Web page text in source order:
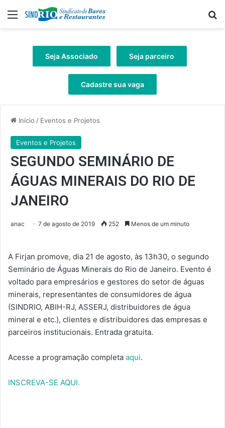
Menu
Seja Associado Seja parceiro
Cadastre sua vaga
Início / Eventos e Projetos
Eventos e Projetos
SEGUNDO SEMINÁRIO DE
ÁGUAS MINERAIS DO RIO DE
JANEIRO
anac 7 de agosto de 2019 252 Menos de um minuto
A Firjan promove, dia 21 de agosto, às 13h30, o segundo
Seminário de Águas Minerais do Rio de Janeiro. Evento é
voltado para empresários e gestores do setor de águas
minerais, representantes de consumidores de água
(SINDRIO, ABIH-RJ, ASSERJ, distribuidores de água
mineral e etc.), clientes e distribuidores das empresas e
parceiros institucionais. Entrada gratuita.
Acesse a programação completa aqui.
INSCREVA-SE AQUI.